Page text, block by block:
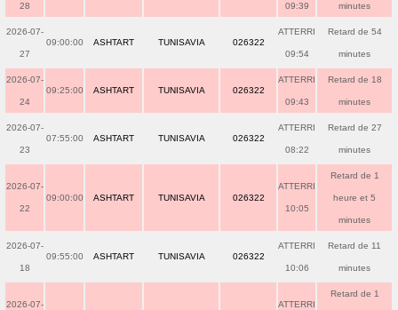
28 09:39 minutes
2026-07-
27
09:00:00 ASHTART TUNISAVIA 026322
ATTERRI
09:54
Retard de 54
minutes
2026-07-
24
09:25:00 ASHTART TUNISAVIA 026322
ATTERRI
09:43
Retard de 18
minutes
2026-07-
23
07:55:00 ASHTART TUNISAVIA 026322
ATTERRI
08:22
Retard de 27
minutes
2026-07-
22
09:00:00 ASHTART TUNISAVIA 026322
ATTERRI
10:05
Retard de 1
heure et 5
minutes
2026-07-
18
09:55:00 ASHTART TUNISAVIA 026322
ATTERRI
10:06
Retard de 11
minutes
2026-07- ATTERRI
Retard de 1